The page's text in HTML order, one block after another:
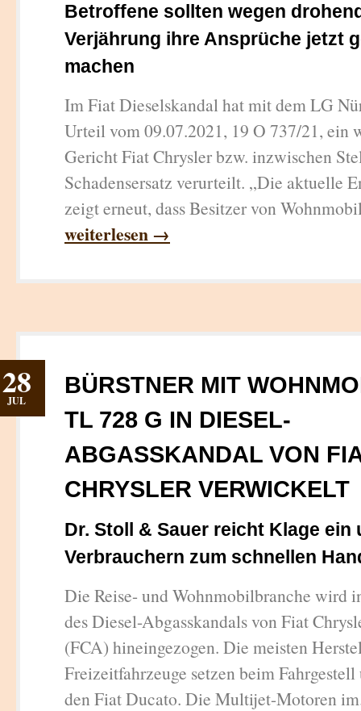
Betroffene sollten wegen
Verjährung ihre Ansprüche jetzt
machen
Im Fiat Dieselskandal hat mit dem LG
Urteil vom 09.07.2021, 19 O 737/21, ein
Gericht Fiat Chrysler bzw. inzwischen
Schadensersatz verurteilt. „Die aktuelle
zeigt erneut, dass Besitzer von
weiterlesen →
BÜRSTNER MIT
TL 728 G IN DIESEL-
ABGASSKANDAL VON
CHRYSLER VERWICKELT
28
JUL
Dr. Stoll & Sauer reicht Klage ein
Verbrauchern zum schnellen
Die Reise- und Wohnmobilbranche wird
des Diesel-Abgasskandals von Fiat
(FCA) hineingezogen. Die meisten
Freizeitfahrzeuge setzen beim
den Fiat Ducato. Die Multijet-Motoren